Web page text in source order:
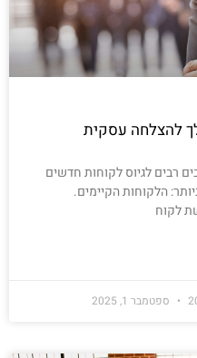
להצלחה עסקית
רבים לגיוס לקוחות חדשים
הלקוחות הקיימים.
לקוח
ספטמבר 1, 2025